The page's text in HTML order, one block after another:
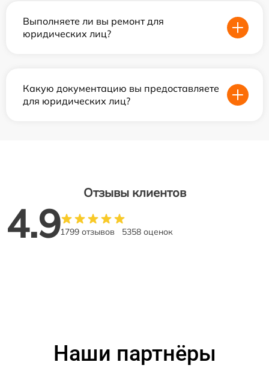
Выполняете ли вы ремонт для
юридических лиц?
Какую документацию вы предоставляете
для юридических лиц?
Отзывы клиентов
4.91799 отзывов 5358 оценок
Наши партнёры